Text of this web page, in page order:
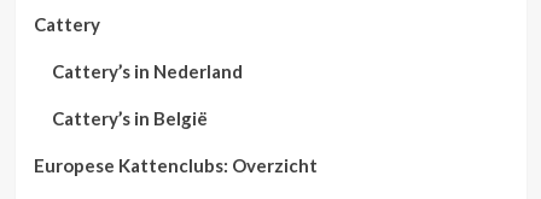
Cattery
Cattery’s in Nederland
Cattery’s in België
Europese Kattenclubs: Overzicht